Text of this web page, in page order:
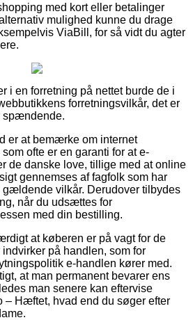
med kort eller betalinger
mulighed kunne du drage
ViaBill, for så vidt du agter
i en forretning på nettet burde de i
forretningsvilkår, det er
spændende.
er at bemærke om internet
ofte er en garanti for at e-
de danske love, tillige med at online
gennemses af fagfolk som har
gældende vilkår. Derudover tilbydes
når du udsættes for
med din bestilling.
at køberen er på vagt for de
på handlen, som for
e-handlen kører med.
at man permanent bevarer ens
man senere kan eftervise
– Hæftet, hvad end du søger efter